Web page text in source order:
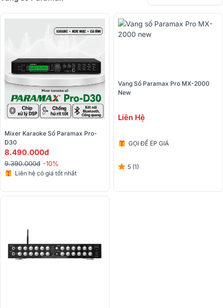
Mixer Karaoke Số Paramax Pro-
D30
8.490.000đ
9.390.000đ -10%
Liên hệ có giá tốt nhất
Vang Số Paramax Pro MX-2000
New
Liên Hệ
GỌI ĐỂ ÉP GIÁ
5 (1)